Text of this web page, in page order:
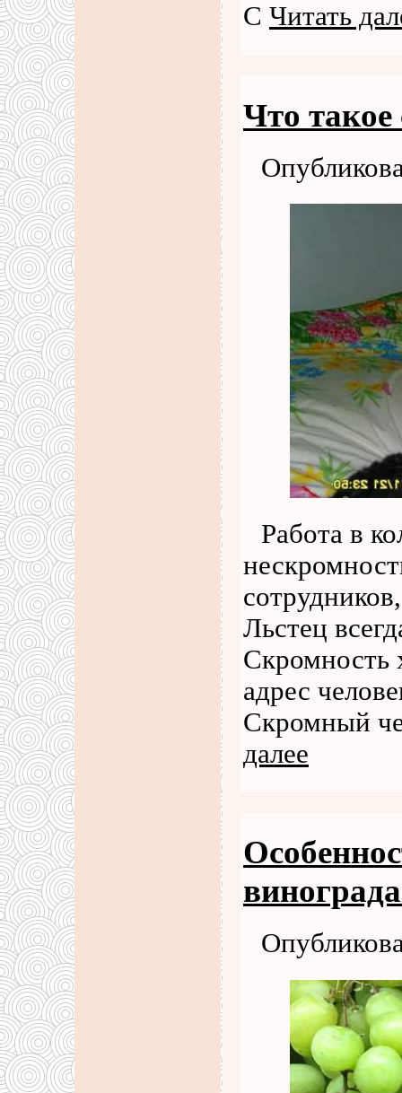
С Читать
Что такое
Работа в
Льстец
Скромность
адрес
Скромный
далее